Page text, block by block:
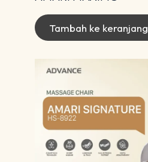
Tambah ke keranjang